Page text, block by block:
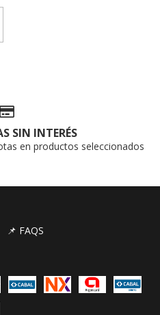
SIN INTERÉS
en productos seleccionados
📌 FAQS